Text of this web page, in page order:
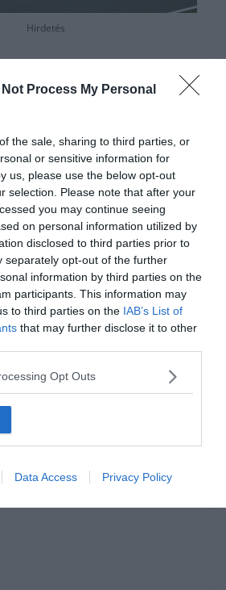
Not Process My Personal
the sale, sharing to third parties, or
or sensitive information for
us, please use the below opt-out
selection. Please note that after your
you may continue seeing
on personal information utilized by
disclosed to third parties prior to
separately opt-out of the further
information by third parties on the
participants. This information may
to third parties on the IAB’s List of
that may further disclose it to other
Opt Outs
Data Access Privacy Policy
Hirdetés
számok, hiszen a Forma 1 az autósport
nagyobb teljesítményt várna el az
de a motor fejlesztési
miatt a megoldás: 1000 lóerő körül
lóerősek (a motor kb 820-840 lóerős,
által fejlesztett 160 lóerő), amely 14 000
akár a 380 km/órás sebességet is